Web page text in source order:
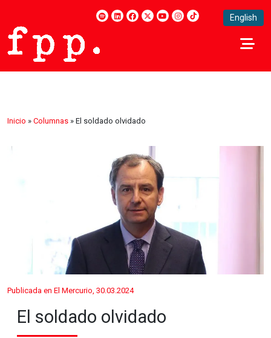
English
Inicio » Columnas » El soldado olvidado
Publicada en El Mercurio, 30.03.2024
El soldado olvidado